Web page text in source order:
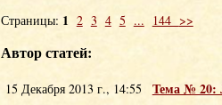
Страницы: 1 2 3 4 5 ... 144 >>
Автор статей:
15 Декабря 2013 г., 14:55 Тема № 20: